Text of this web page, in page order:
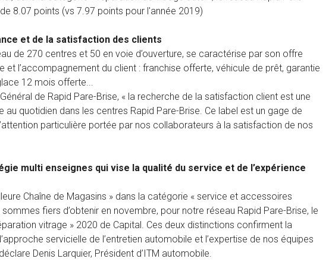
8.07 points (vs 7.97 points pour l'année 2019)
et de la satisfaction des clients
de 270 centres et 50 en voie d’ouverture, se caractérise par son offre
et l’accompagnement du client : franchise offerte, véhicule de prêt, garantie
12 mois offerte...
de Rapid Pare-Brise, « la recherche de la satisfaction client est une
au quotidien dans les centres Rapid Pare-Brise. Ce label est un gage de
particulière portée par nos collaborateurs à la satisfaction de nos
multi enseignes qui vise la qualité du service et de l’expérience
Chaîne de Magasins » dans la catégorie « service et accessoires
fiers d’obtenir en novembre, pour notre réseau Rapid Pare-Brise, le
vitrage » 2020 de Capital. Ces deux distinctions confirment la
servicielle de l’entretien automobile et l’expertise de nos équipes
Denis Larquier, Président d’ITM automobile.